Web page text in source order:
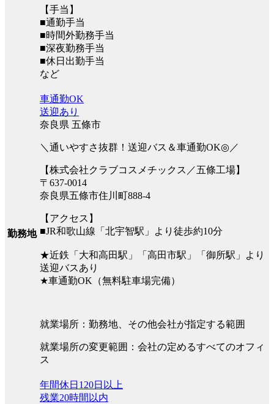
【手当】
■通勤手当
■時間外勤務手当
■深夜勤務手当
■休日出勤手当
など
勤務地
車通勤OK
送迎あり
奈良県 五條市
＼通いやすさ抜群！送迎バス＆車通勤OK◎／
【株式会社クラブコスメチックス／五條工場】
〒637-0014
奈良県五條市住川町888-4
【アクセス】
■JR和歌山線「北宇智駅」より徒歩約10分
★近鉄「大和高田駅」「高田市駅」「御所駅」より
送迎バスあり
★車通勤OK（無料駐車場完備）
就業場所：勤務地、その他会社が指定する範囲
就業場所の変更範囲：会社の定めるすべてのオフィ
ス
年間休日120日以上
残業20時間以内